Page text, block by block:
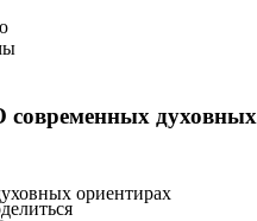
современных духовных
ориентирах